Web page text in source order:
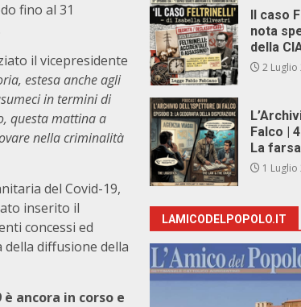
fino al 31
il vicepresidente
estesa anche agli
in termini di
questa mattina a
nella criminalità
del Covid-19,
inserito il
concessi ed
diffusione della
ancora in corso e
Il caso
nota
della
2 Luglio
Falco |
La
1 Luglio
LAMICODELPOPOLO.IT